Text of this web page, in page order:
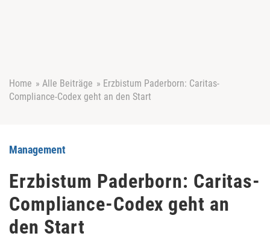
Home » Alle Beiträge » Erzbistum Paderborn: Caritas-
Compliance-Codex geht an den Start
Management
Erzbistum Paderborn: Caritas-
Compliance-Codex geht an
den Start